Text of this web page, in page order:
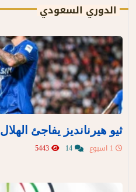
الدوري السعودي
ثيو هيرنانديز يفاجئ